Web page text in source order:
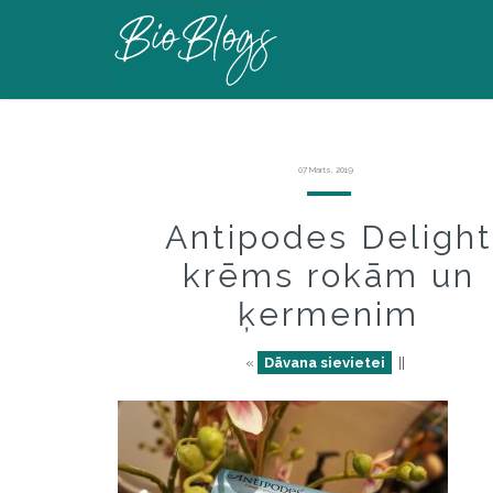
07 Marts, 2019
Antipodes Delight
krēms rokām un
ķermenim
« Dāvana sievietei